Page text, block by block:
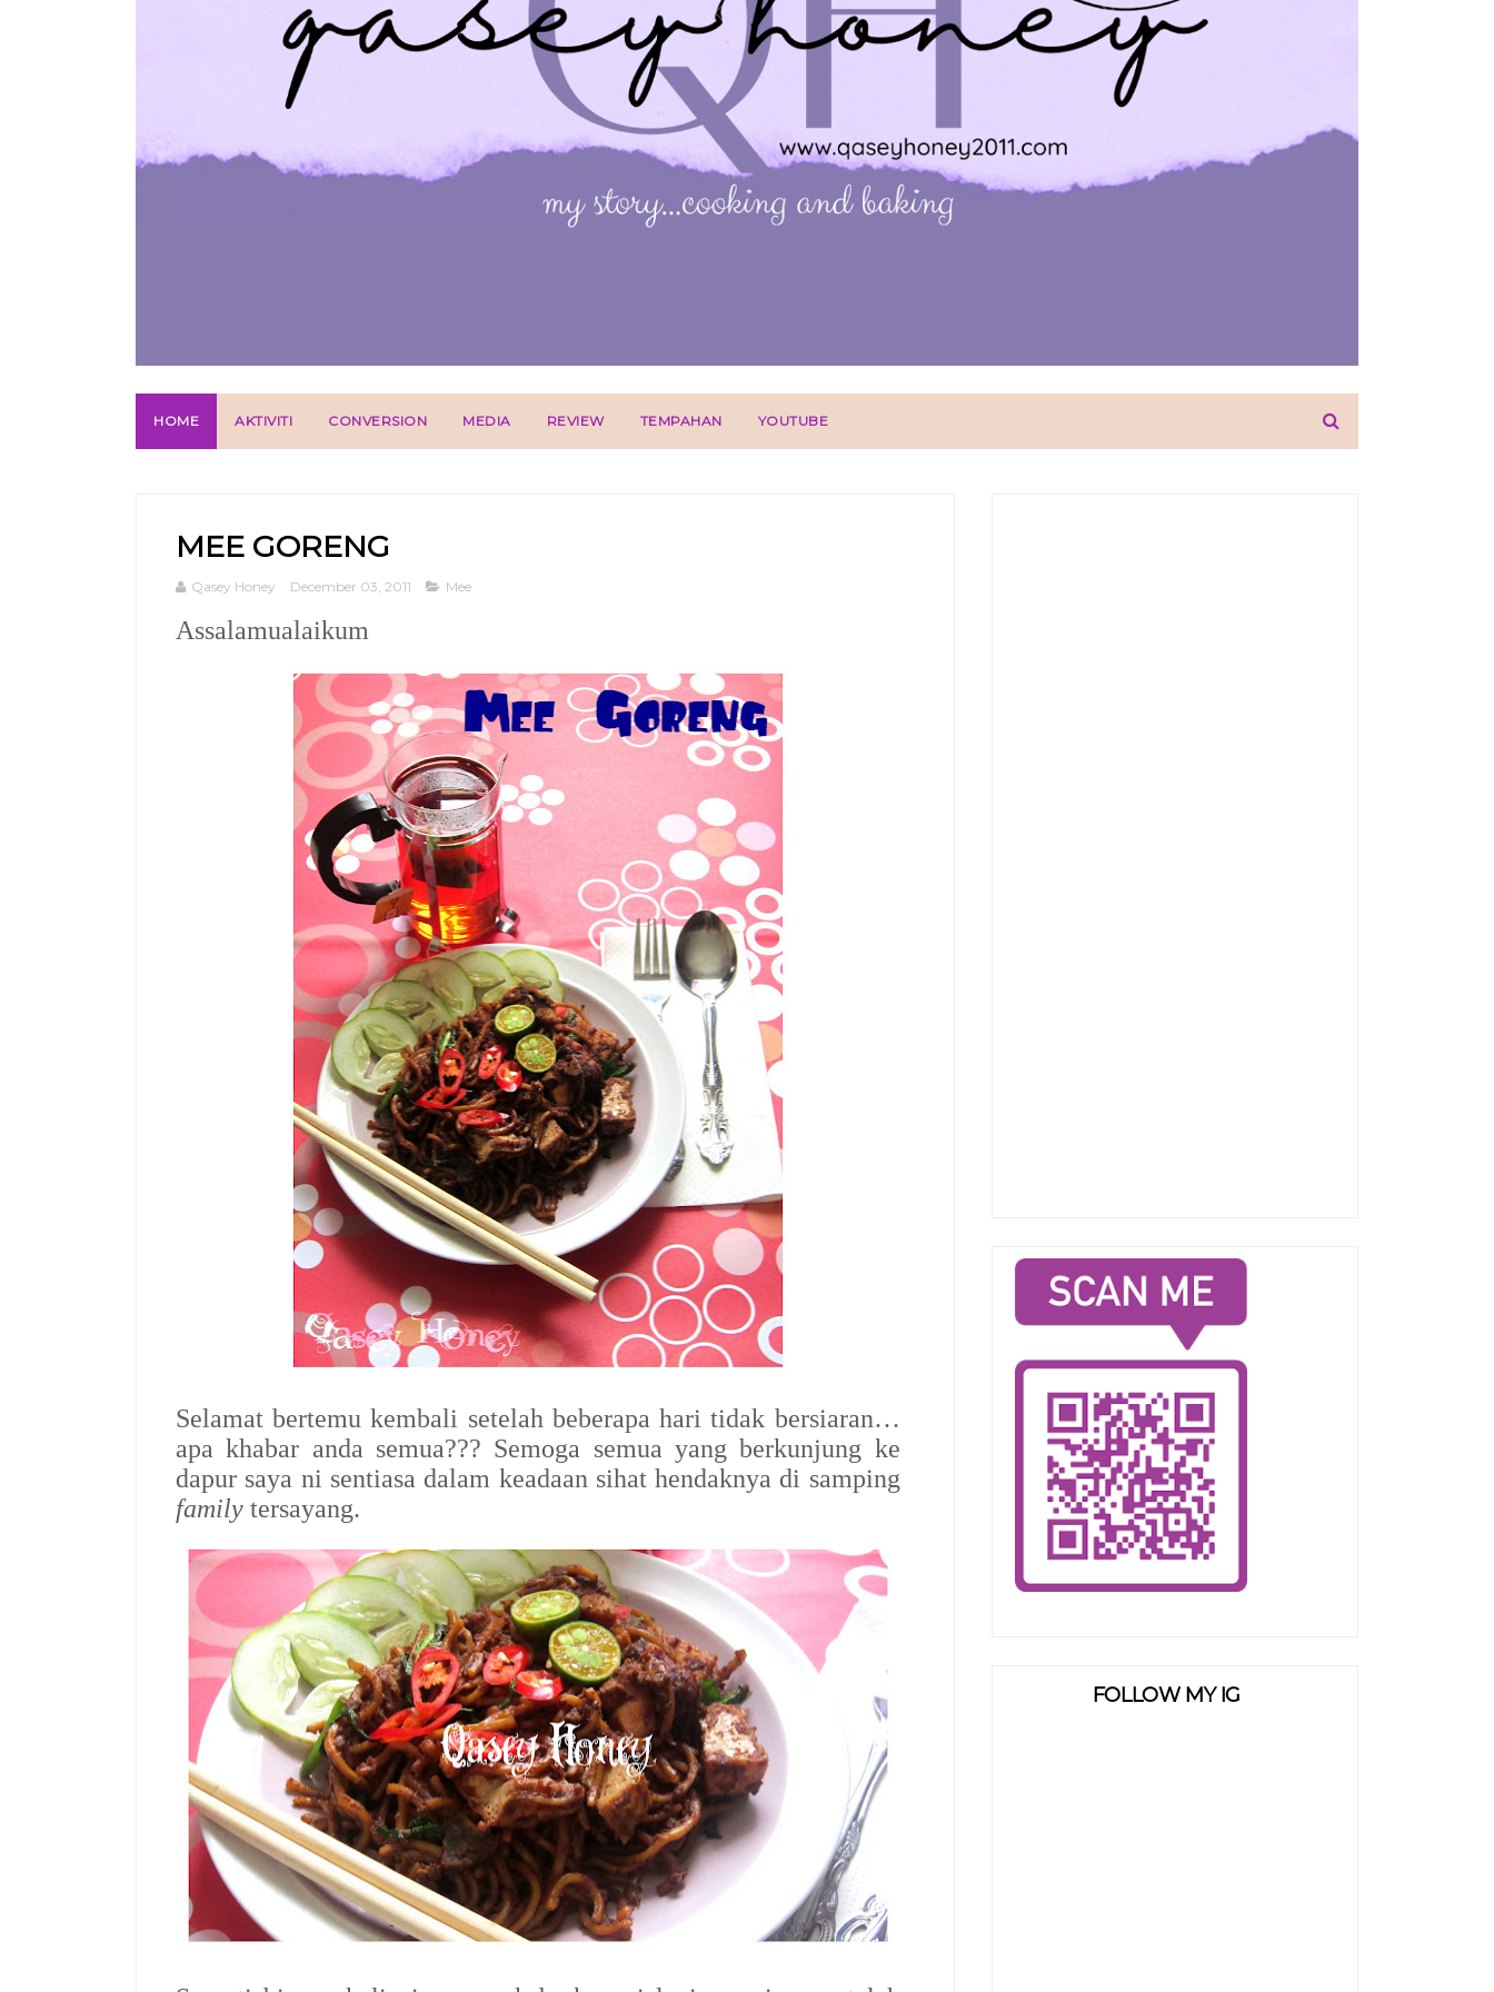
HOME AKTIVITI CONVERSION MEDIA REVIEW TEMPAHAN YOUTUBE
MEE GORENG
Qasey Honey December 03, 2011 Mee
Assalamualaikum
Selamat bertemu kembali setelah beberapa hari tidak bersiaran…
apa khabar anda semua??? Semoga semua yang berkunjung ke
dapur saya ni sentiasa dalam keadaan sihat hendaknya di samping
family tersayang.
FOLLOW MY IG